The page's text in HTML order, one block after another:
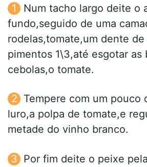
Num tacho largo deite o
fundo,seguido de uma
rodelas,tomate,um dente
pimentos 1\3,até esgotar as
cebolas,o tomate.
Tempere com um pouco
luro,a polpa de tomate,e
metade do vinho branco.
Por fim deite o peixe